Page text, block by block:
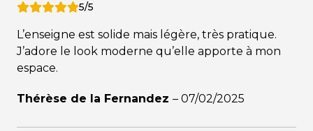
5/5
L’enseigne est solide mais légère, très pratique.
J’adore le look moderne qu’elle apporte à mon
espace.
Thérèse de la Fernandez – 07/02/2025